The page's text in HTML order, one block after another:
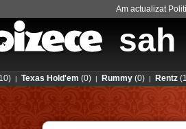
Am actualizat
sah
| Texas Hold'em (0) | Rummy (0) | Rentz